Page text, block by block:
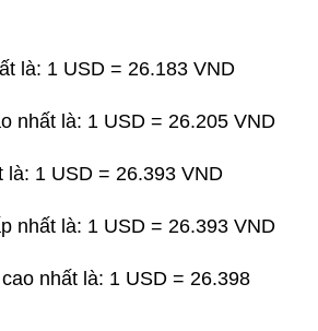
là: 1 USD = 26.183 VND
nhất là: 1 USD = 26.205 VND
1 USD = 26.393 VND
nhất là: 1 USD = 26.393 VND
nhất là: 1 USD = 26.398